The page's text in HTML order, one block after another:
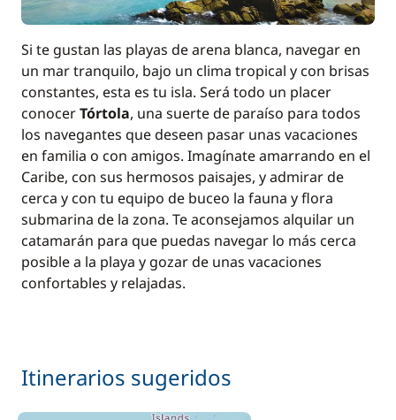
Si te gustan las playas de arena blanca, navegar en
un mar tranquilo, bajo un clima tropical y con brisas
constantes, esta es tu isla. Será todo un placer
conocerTórtola, una suerte de paraíso para todos
los navegantes que deseen pasar unas vacaciones
en familia o con amigos. Imagínate amarrando en el
Caribe, con sus hermosos paisajes, y admirar de
cerca y con tu equipo de buceo la fauna y flora
submarina de la zona. Te aconsejamos alquilar un
catamarán para que puedas navegar lo más cerca
posible a la playa y gozar de unas vacaciones
confortables y relajadas.
Itinerarios sugeridos